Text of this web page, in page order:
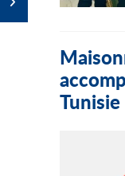
Tunisie